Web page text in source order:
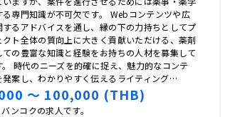
る専門知識が不可欠です。 Webコンテンツや広
するアドバイスを通し、縁の下の力持ちとしてプ
クト全体の質向上に大きく貢献いただける、薬剤
ての豊富な知識と経験をお持ちの人材を募集して
。 時代のニーズを的確に捉え、魅力的なコンテ
発案し、わかりやすく伝えるライティング…
〜 100,000 (THB)
ンコクの求人です。